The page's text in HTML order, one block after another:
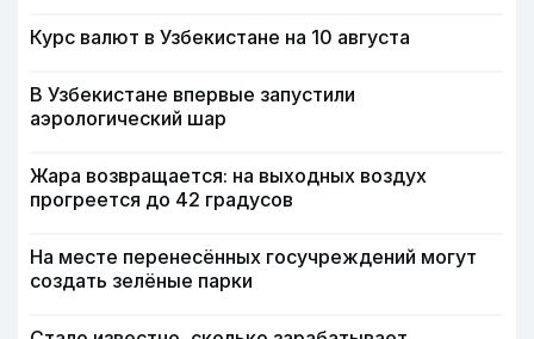
Курс валют в Узбекистане на 10 августа
В Узбекистане впервые запустили
аэрологический шар
Жара возвращается: на выходных воздух
прогреется до 42 градусов
На месте перенесённых госучреждений могут
создать зелёные парки